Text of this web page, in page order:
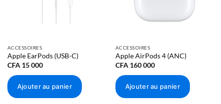
height:195,4 mm
width:134,8 mm
depth:6,3 mm
Modèles Wi‑Fi
ACCESSOIRES
Apple EarPods (USB-C)
CFA15 000
Ajouter au panier
ACCESSOIRES
Apple AirPods 4 (ANC)
CFA160 000
Ajouter au panier